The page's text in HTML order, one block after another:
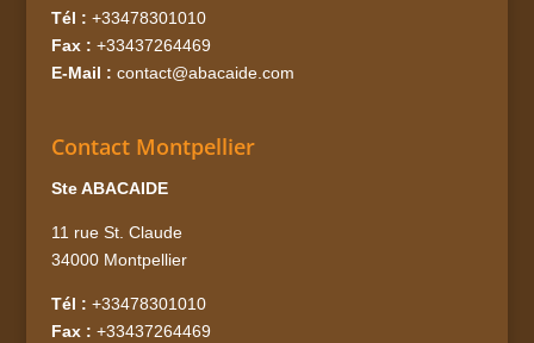
Tél : +33478301010
Fax : +33437264469
E-Mail : contact@abacaide.com
Contact Montpellier
Ste ABACAIDE
11 rue St. Claude
34000 Montpellier
Tél : +33478301010
Fax : +33437264469